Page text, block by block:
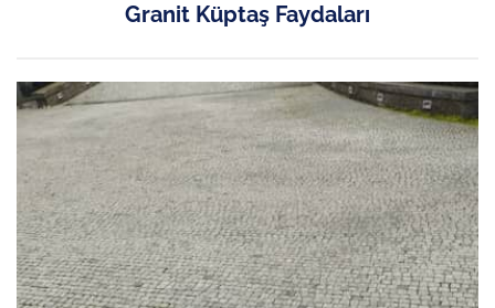
Granit Küptaş Faydaları